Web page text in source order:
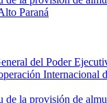
Paraná
del Poder
Internacional
la provisión de